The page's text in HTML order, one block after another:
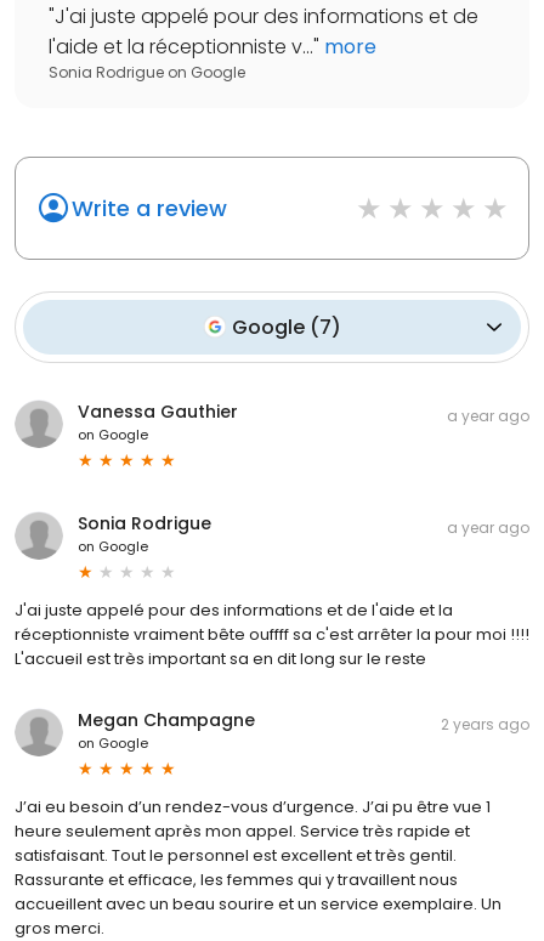
"J'ai juste appelé pour des informations et de
l'aide et la réceptionniste v..." more
Sonia Rodrigue on Google
Write a review
Google (7)
Vanessa Gauthier
on Google
a year ago
Sonia Rodrigue
on Google
a year ago
J'ai juste appelé pour des informations et de l'aide et la
réceptionniste vraiment bête ouffff sa c'est arrêter la pour moi !!!!
L'accueil est très important sa en dit long sur le reste
Megan Champagne
on Google
2 years ago
J’ai eu besoin d’un rendez-vous d’urgence. J’ai pu être vue 1
heure seulement après mon appel. Service très rapide et
satisfaisant. Tout le personnel est excellent et très gentil.
Rassurante et efficace, les femmes qui y travaillent nous
accueillent avec un beau sourire et un service exemplaire. Un
gros merci.